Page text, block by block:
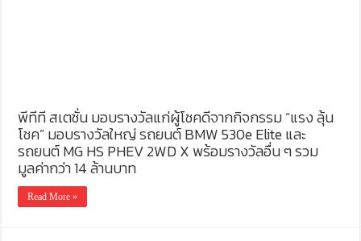
พีทีที สเตชั่น มอบรางวัลแก่ผู้โชคดีจากกิจกรรม “แรง ลุ้น
โชค” มอบรางวัลใหญ่ รถยนต์ BMW 530e Elite และ
รถยนต์ MG HS PHEV 2WD X พร้อมรางวัลอื่น ๆ รวม
มูลค่ากว่า 14 ล้านบาท
Read More »